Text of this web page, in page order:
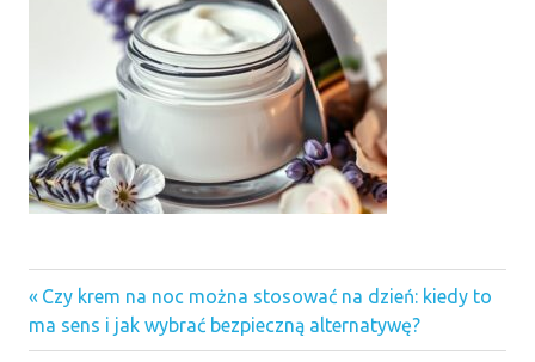
Nawigacja
wpisu
Previous
Post:
Czy krem na noc można stosować na dzień: kiedy to
ma sens i jak wybrać bezpieczną alternatywę?